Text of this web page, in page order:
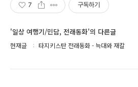
7 구독하기
'일상 여행기/민담, 전래동화'의 다른글
현재글 타지키스탄 전래동화 - 늑대와 재칼